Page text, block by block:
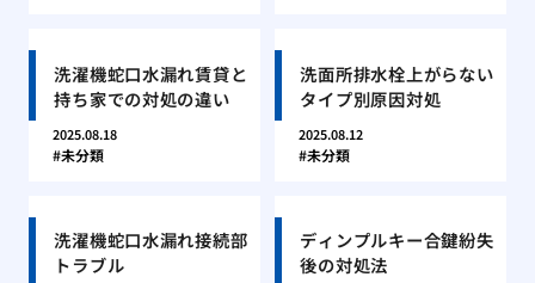
洗濯機蛇口水漏れ賃貸と
持ち家での対処の違い
2025.08.18
未分類
洗面所排水栓上がらない
タイプ別原因対処
2025.08.12
未分類
洗濯機蛇口水漏れ接続部
トラブル
ディンプルキー合鍵紛失
後の対処法